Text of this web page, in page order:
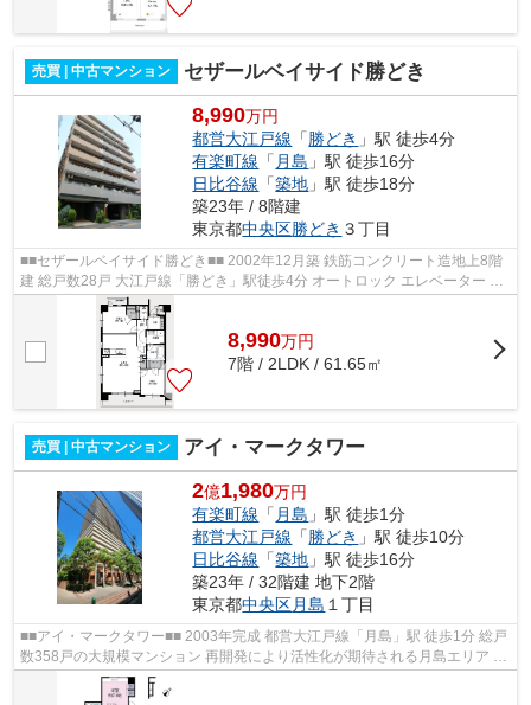
売買 | 中古マンション セザールベイサイド勝どき
8,990万円
都営大江戸線 「 勝どき 」駅 徒歩4分
有楽町線 「 月島 」駅 徒歩16分
日比谷線 「築地 」駅 徒歩18分
築23年 / 8階建
東京都中央区勝どき ３丁目
■■セザールベイサイド勝どき■■ 2002年12月築 鉄筋コンクリート造地上8階
建 総戸数28戸 大江戸線「勝どき」駅徒歩4分 オートロック エレベーター ペ
ット飼育可能
8,990万円
7階 / 2LDK / 61.65㎡
売買 | 中古マンション アイ・マークタワー
2億1,980万円
有楽町線 「 月島 」駅 徒歩1分
都営大江戸線 「 勝どき 」駅 徒歩10分
日比谷線 「築地 」駅 徒歩16分
築23年 / 32階建 地下2階
東京都中央区月島 １丁目
■■アイ・マークタワー■■ 2003年完成 都営大江戸線「月島」駅 徒歩1分 総戸
数358戸の大規模マンション 再開発により活性化が期待される月島エリア 大
理石を基調とした高級感あるロビ...